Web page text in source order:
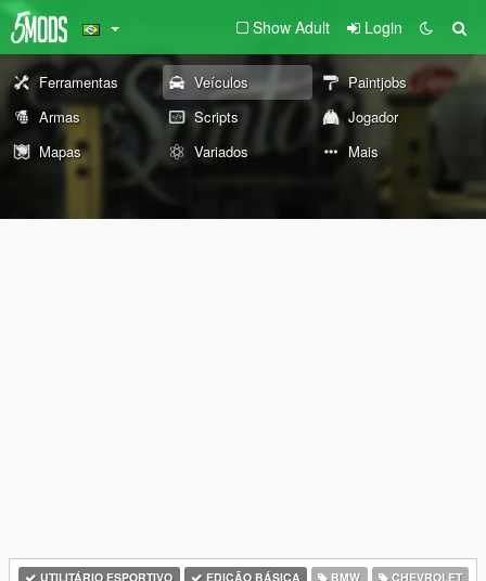
Show Adult Login
Ferramentas Veículos
Paintjobs
Armas
Scripts
Jogador
Mapas
Variados Mais
UTILITÁRIO ESPORTIVO EDIÇÃO BÁSICA BMW
CHEVROLET